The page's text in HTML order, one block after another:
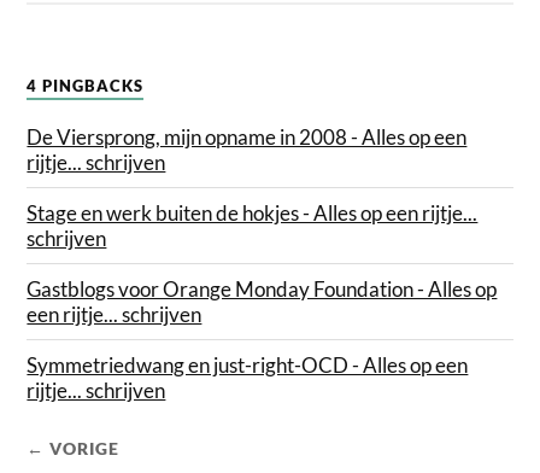
4 PINGBACKS
De Viersprong, mijn opname in 2008 - Alles op een
rijtje... schrijven
Stage en werk buiten de hokjes - Alles op een rijtje...
schrijven
Gastblogs voor Orange Monday Foundation - Alles op
een rijtje... schrijven
Symmetriedwang en just-right-OCD - Alles op een
rijtje... schrijven
← VORIGE